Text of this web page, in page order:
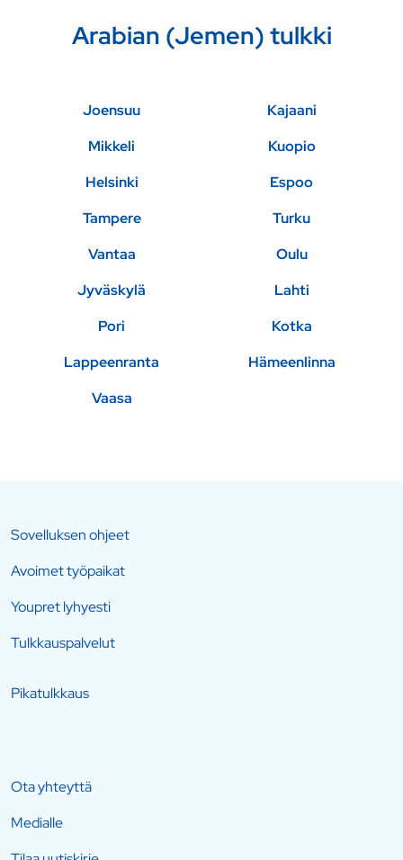
Arabian (Jemen) tulkki
Joensuu
Kajaani
Mikkeli
Kuopio
Helsinki
Espoo
Tampere
Turku
Vantaa
Oulu
Jyväskylä
Lahti
Pori
Kotka
Lappeenranta
Hämeenlinna
Vaasa
Sovelluksen ohjeet
Avoimet työpaikat
Youpret lyhyesti
Tulkkauspalvelut
Pikatulkkaus
Ota yhteyttä
Medialle